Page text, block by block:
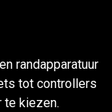
randapparatuur
tot controllers
te kiezen.